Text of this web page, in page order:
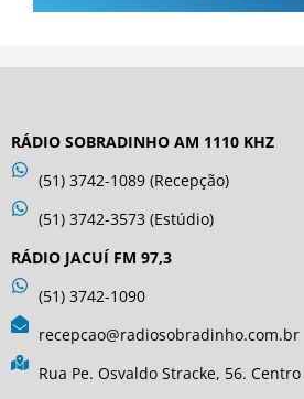
RÁDIO SOBRADINHO AM 1110 KHZ
(51) 3742-1089 (Recepção)
(51) 3742-3573 (Estúdio)
RÁDIO JACUÍ FM 97,3
(51) 3742-1090
recepcao@radiosobradinho.com.br
Rua Pe. Osvaldo Stracke, 56.